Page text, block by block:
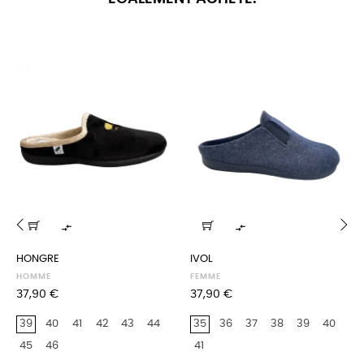

HONGRE
HOMME
Prix
37,90 €
39 40 41 42 43 44
45 46

IVOL
FEMME
Prix
37,90 €
35 36 37 38 39 40
41
‹